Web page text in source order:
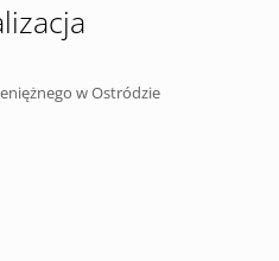
w Ostródzie